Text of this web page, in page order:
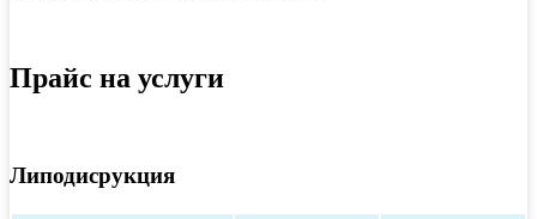
Прайс на услуги
Липодисрукция